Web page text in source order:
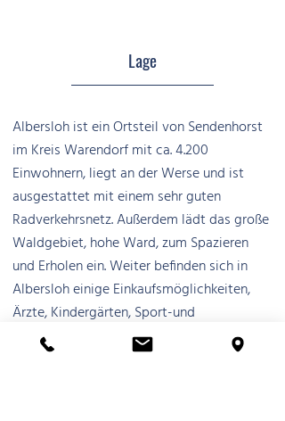
Lage
Albersloh ist ein Ortsteil von Sendenhorst
im Kreis Warendorf mit ca. 4.200
Einwohnern, liegt an der Werse und ist
ausgestattet mit einem sehr guten
Radverkehrsnetz. Außerdem lädt das große
Waldgebiet, hohe Ward, zum Spazieren
und Erholen ein. Weiter befinden sich in
Albersloh einige Einkaufsmöglichkeiten,
Ärzte, Kindergärten, Sport-und
Kulturstätten. Die Stadt Münster ist ca. 13
km entfernt und schnell mit dem Auto